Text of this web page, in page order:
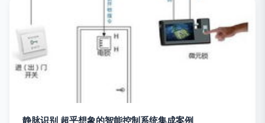
静脉识别 超乎想象的智能控制系统集成案例